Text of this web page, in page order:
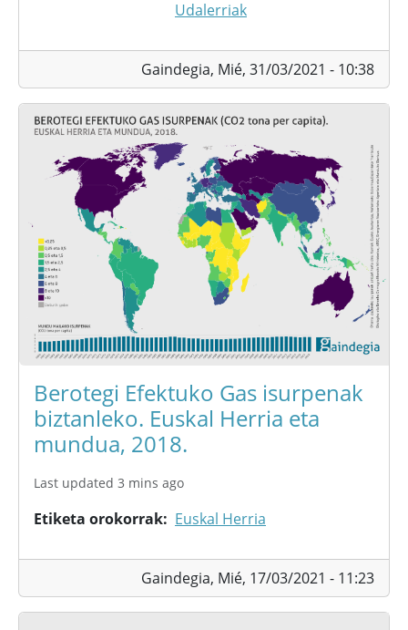
Udalerriak
Gaindegia, Mié, 31/03/2021 - 10:38
Berotegi Efektuko Gas isurpenak
biztanleko. Euskal Herria eta
mundua, 2018.
Last updated 3 mins ago
Etiketa orokorrak Euskal Herria
Gaindegia, Mié, 17/03/2021 - 11:23